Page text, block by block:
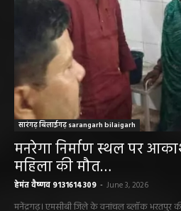
सारंगढ़ बिलाईगढ़ sarangarh bilaigarh
मनरेगा निर्माण स्थल पर
महिला की मौत…